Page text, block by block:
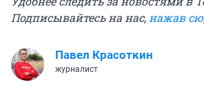
Подписывайтесь на нас,нажав
Павел Красоткин
журналист